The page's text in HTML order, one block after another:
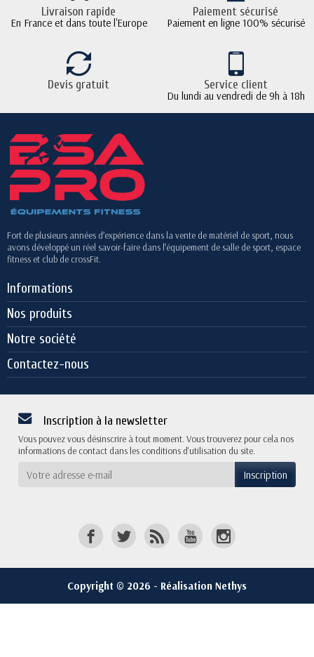
Livraison rapide
En France et dans toute l'Europe
Paiement sécurisé
Paiement en ligne 100% sécurisé
Devis gratuit Service client
Du lundi au vendredi de 9h à 18h
Fort de plusieurs années d’expérience dans la vente de matériel de sport, nous
avons développé un réel savoir-faire dans l’équipement de salle de sport, espace
fitness et club de crossFit.
Informations
Nos produits
Notre société
Contactez-nous
Inscription à la newsletter
Vous pouvez vous désinscrire à tout moment. Vous trouverez pour cela nos
informations de contact dans les conditions d'utilisation du site.
Copyright © 2026 - Réalisation Nethys